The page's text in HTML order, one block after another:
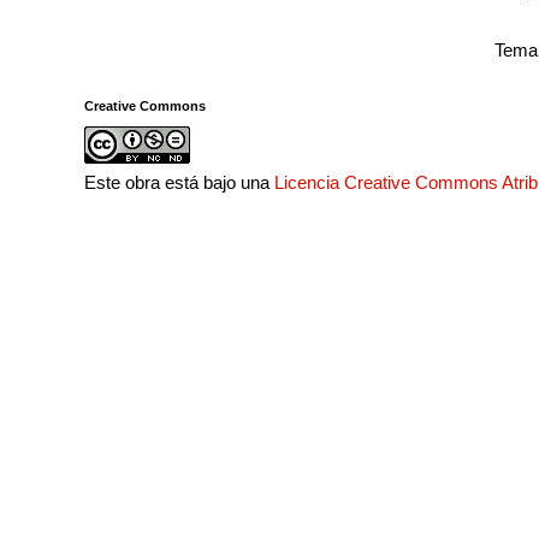
Creative Commons
Este obra está bajo una Licencia Creative Commons